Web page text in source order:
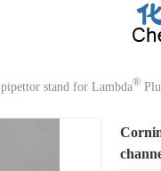
pipettor stand for Lambda®